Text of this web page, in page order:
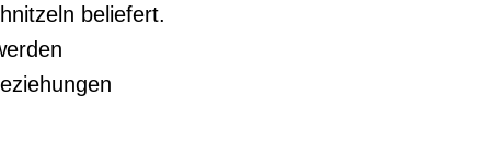
beliefert.